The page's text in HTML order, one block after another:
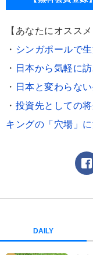
【あなたにオススメ
・ シンガポールで
・ 日本から気軽に
・ 日本と変わらな
・ 投資先としての
キングの「穴場」に
DAILY